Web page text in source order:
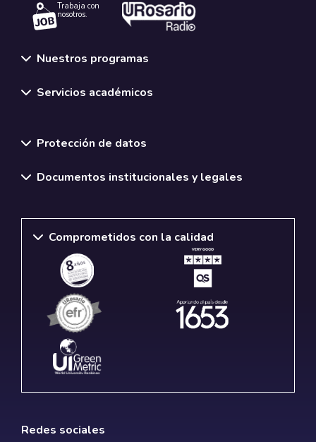
Trabaja con
nosotros.
Nuestros programas
Servicios académicos
Protección de datos
Documentos institucionales y legales
Comprometidos con la calidad
Redes sociales